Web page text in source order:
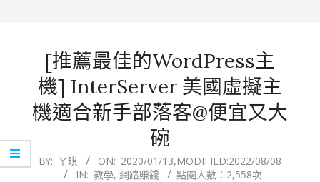
[推薦最佳的WordPress主
機] InterServer 美國虛擬主
機適合新手部落客@便宜又大
碗
2020-
BY: ㄚ琪 ON: 2020/01/13,MODIFIED:2022/08/08
IN: 教學, 網路賺錢 點閱人數：2,558次